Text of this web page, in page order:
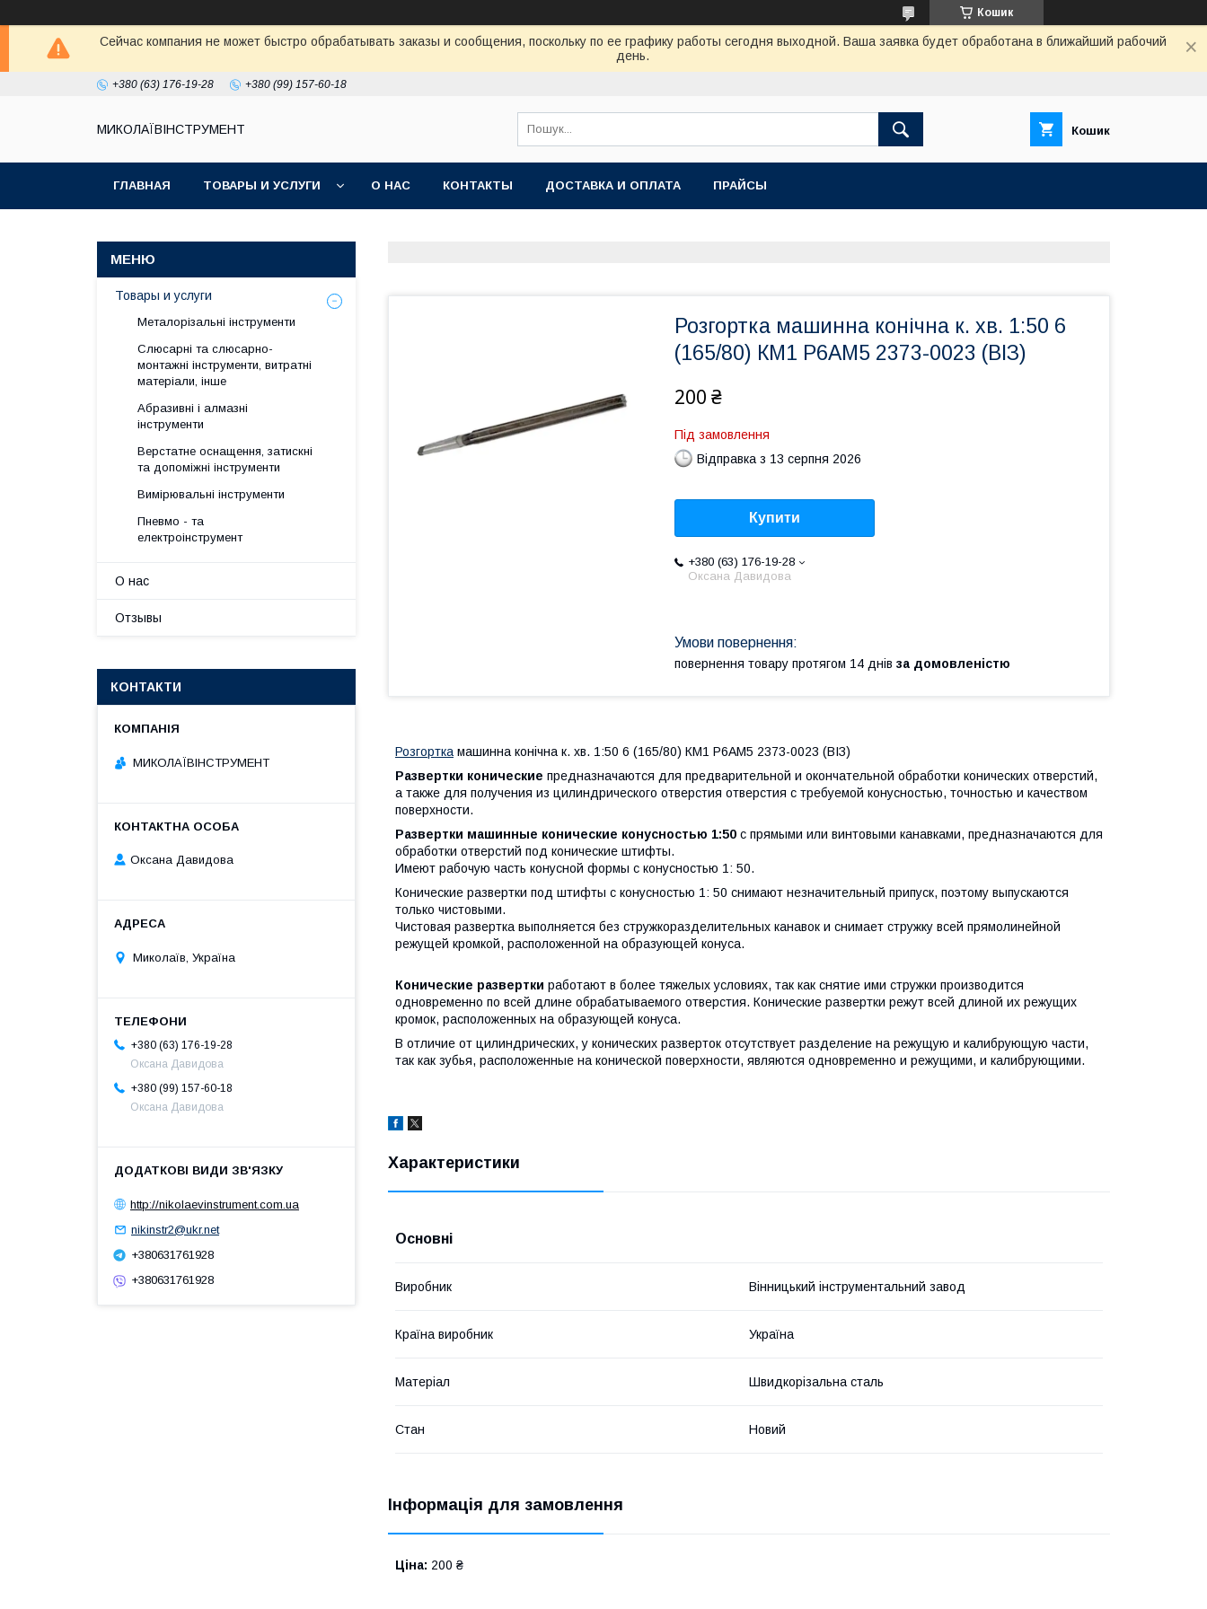
Кошик
Сейчас компания не может быстро обрабатывать заказы и сообщения, поскольку по ее графику работы сегодня выходной. Ваша заявка будет обработана в ближайший рабочий
день.
+380 (63) 176-19-28 +380 (99) 157-60-18
МИКОЛАЇВІНСТРУМЕНТ Кошик
ГЛАВНАЯ ТОВАРЫ И УСЛУГИ О НАС КОНТАКТЫ ДОСТАВКА И ОПЛАТА ПРАЙСЫ
Розгортка машинна конічна к. хв. 1:50 6
(165/80) КМ1 Р6АМ5 2373-0023 (ВІЗ)
200 ₴
Під замовлення
Відправка з 13 серпня 2026
Купити
+380 (63) 176-19-28
Оксана Давидова
повернення товару протягом 14 днів за домовленістю
Розгортка машинна конічна к. хв. 1:50 6 (165/80) КМ1 Р6АМ5 2373-0023 (ВІЗ)
Развертки конические предназначаются для предварительной и окончательной обработки конических отверстий,
а также для получения из цилиндрического отверстия отверстия с требуемой конусностью, точностью и качеством
поверхности.
Развертки машинные конические конусностью 1:50 с прямыми или винтовыми канавками, предназначаются для
обработки отверстий под конические штифты.
Имеют рабочую часть конусной формы с конусностью 1: 50.
Конические развертки под штифты с конусностью 1: 50 снимают незначительный припуск, поэтому выпускаются
только чистовыми.
Чистовая развертка выполняется без стружкоразделительных канавок и снимает стружку всей прямолинейной
режущей кромкой, расположенной на образующей конуса.
Конические развертки работают в более тяжелых условиях, так как снятие ими стружки производится
одновременно по всей длине обрабатываемого отверстия. Конические развертки режут всей длиной их режущих
кромок, расположенных на образующей конуса.
В отличие от цилиндрических, у конических разверток отсутствует разделение на режущую и калибрующую части,
так как зубья, расположенные на конической поверхности, являются одновременно и режущими, и калибрующими.
Характеристики
Основні
Виробник Вінницький інструментальний завод
Країна виробник Україна
Матеріал Швидкорізальна сталь
Стан Новий
Інформація для замовлення
Ціна: 200 ₴
Товары и услуги
Металорізальні інструменти
Слюсарні та слюсарно-
монтажні інструменти, витратні
матеріали, інше
Абразивні і алмазні
інструменти
Верстатне оснащення, затискні
та допоміжні інструменти
Вимірювальні інструменти
Пневмо - та
електроінструмент
О нас
Отзывы
КОНТАКТИ
МИКОЛАЇВІНСТРУМЕНТ
Оксана Давидова
Миколаїв, Україна
+380 (63) 176-19-28
Оксана Давидова
+380 (99) 157-60-18
Оксана Давидова
http://nikolaevinstrument.com.ua
nikinstr2@ukr.net
+380631761928
+380631761928